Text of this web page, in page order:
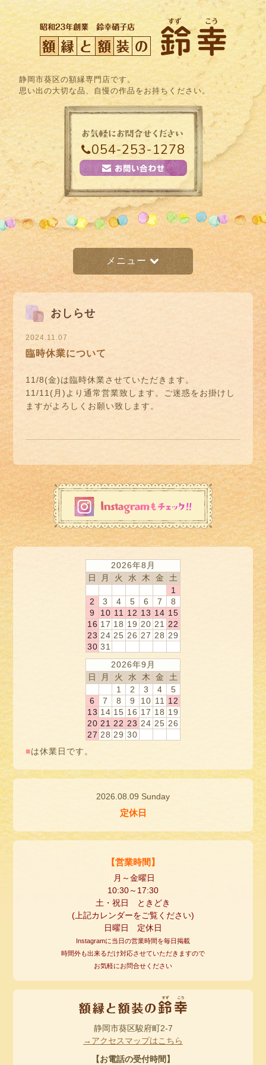
静岡市葵区の額縁専門店です。
思い出の大切な品、自慢の作品をお持ちください。
054-253-1278
メニュー
おしらせ
2024.11.07
臨時休業について
11/8(金)は臨時休業させていただきます。
11/11(月)より通常営業致します。ご迷惑をお掛けし
ますがよろしくお願い致します。
2026年8月
日
月 火 水 木 金
土
1
2
3 4 5 6 7
8
9
10 11 12 13 14 15
16 17 18 19 20 21
22
23 24 25 26 27 28 29
30 31
2026年9月
日
月 火 水 木 金
土
1
2 3 4
5
6
7 8 9 10 11
12
13 14 15 16 17 18 19
20 21 22 23 24 25 26
27 28 29 30
■は休業日です。
2026.08.09 Sunday
定休日
【営業時間】
月～金曜日
10:30～ 17:30
土・祝日 ときどき
( 上記カレンダーをご覧ください)
日曜日 定休日
Instagramに当日の営業時間を毎日掲載
時間外も出来るだけ対応させていただきますので
お気軽にお問合せください
静岡市葵区駿府町2-7
→アクセスマップはこちら
【お電話の受付時間】